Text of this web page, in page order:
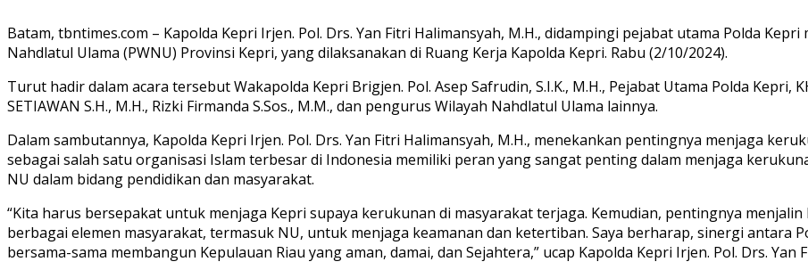
Batam, tbntimes.com – Kapolda Kepri Irjen. Pol. Drs. Yan Fitri Halimansyah, M.H., didampingi pejabat utama Polda
Nahdlatul Ulama (PWNU) Provinsi Kepri, yang dilaksanakan di Ruang Kerja Kapolda Kepri. Rabu (2/10/2024).
Turut hadir dalam acara tersebut Wakapolda Kepri Brigjen. Pol. Asep Safrudin, S.I.K., M.H., Pejabat Utama Polda Kepri,
SETIAWAN S.H., M.H., Rizki Firmanda S.Sos., M.M., dan pengurus Wilayah Nahdlatul Ulama lainnya.
Dalam sambutannya, Kapolda Kepri Irjen. Pol. Drs. Yan Fitri Halimansyah, M.H., menekankan pentingnya menjaga
sebagai salah satu organisasi Islam terbesar di Indonesia memiliki peran yang sangat penting dalam menjaga
NU dalam bidang pendidikan dan masyarakat.
“Kita harus bersepakat untuk menjaga Kepri supaya kerukunan di masyarakat terjaga. Kemudian, pentingnya
berbagai elemen masyarakat, termasuk NU, untuk menjaga keamanan dan ketertiban. Saya berharap, sinergi antara
bersama-sama membangun Kepulauan Riau yang aman, damai, dan Sejahtera,” ucap Kapolda Kepri Irjen. Pol. Drs. Yan